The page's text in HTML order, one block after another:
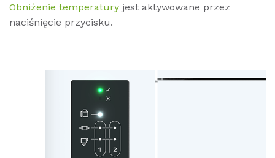
Obniżenie temperatury jest aktywowane przez
naciśnięcie przycisku.